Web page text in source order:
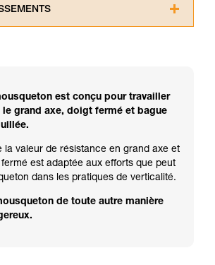
comprendre ce complément
ces techniques nécessite une
professionnel votre capacité à refaire
seul, en toute sécurité, avant
en autonomie.
activité. Il peut en exister d’autres
ne décrivons pas ici.
est conçu pour travailler
le grand axe, doigt fermé et bague
la valeur de résistance en grand axe et
est adaptée aux efforts que peut
dans les pratiques de verticalité.
de toute autre manière